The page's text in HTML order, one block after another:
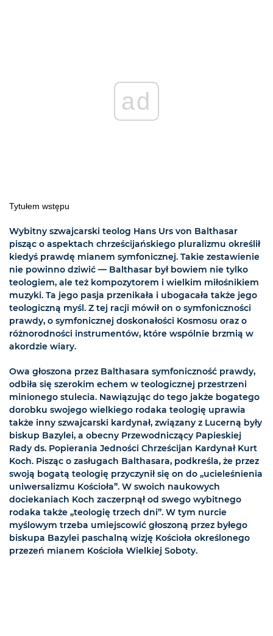
ad
Tytułem wstępu
Wybitny szwajcarski teolog Hans Urs von Balthasar
pisząc o aspektach chrześcijańskiego pluralizmu określił
kiedyś prawdę mianem symfonicznej. Takie zestawienie
nie powinno dziwić —­ Balthasar był bowiem nie tylko
teologiem, ale też kompozytorem i wielkim miłośnikiem
muzyki. Ta jego pasja przenikała i ubogacała także jego
teologiczną myśl. Z tej racji mówił on o symfoniczności
prawdy, o symfonicznej doskonałości Kosmosu oraz o
różnorodności instrumentów, które wspólnie brzmią w
akordzie wiary.
Owa głoszona przez Balthasara symfoniczność prawdy,
odbiła się szerokim echem w teologicznej przestrzeni
minionego stulecia. Nawiązując do tego jakże bogatego
dorobku swojego wielkiego rodaka teologię uprawia
także inny szwajcarski kardynał, związany z Lucerną były
biskup Bazylei, a obecny Przewodniczący Papieskiej
Rady ds. Popierania Jedności Chrześcijan Kardynał Kurt
Koch. Pisząc o zasługach Balthasara, podkreśla, że przez
swoją bogatą teologię przyczynił się on do „ucieleśnienia
uniwersalizmu Kościoła”. W swoich naukowych
dociekaniach Koch zaczerpnął od swego wybitnego
rodaka także „teologię trzech dni”. W tym nurcie
myślowym trzeba umiejscowić głoszoną przez byłego
biskupa Bazylei paschalną wizję Kościoła określonego
przezeń mianem Kościoła Wielkiej Soboty.